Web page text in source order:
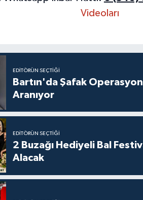
Videoları
EDITÖRÜN SEÇTIĞI
Bartın'da Şafak
Aranıyor
EDITÖRÜN SEÇTIĞI
2 Buzağı Hediyeli Bal
Alacak